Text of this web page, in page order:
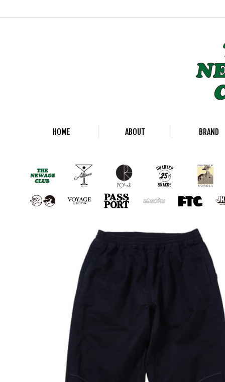
HOME ABOUT BRAND